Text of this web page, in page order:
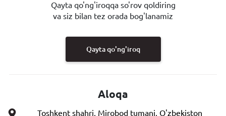
Qayta qo'ng'iroqqa so'rov qoldiring
va siz bilan tez orada bog'lanamiz
Qayta qo'ng'iroq
Aloqa
Toshkent shahri, Mirobod tumani, O'zbekiston